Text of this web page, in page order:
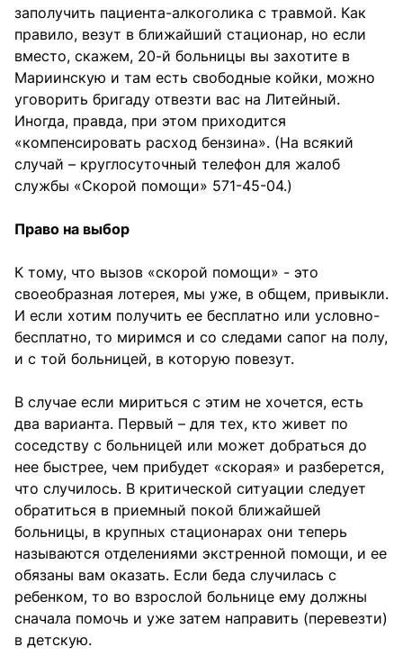
заполучить пациента-алкоголика с травмой. Как
правило, везут в ближайший стационар, но если
вместо, скажем, 20-й больницы вы захотите в
Мариинскую и там есть свободные койки, можно
уговорить бригаду отвезти вас на Литейный.
Иногда, правда, при этом приходится
«компенсировать расход бензина». (На всякий
случай – круглосуточный телефон для жалоб
службы «Скорой помощи» 571-45-04.)
Право на выбор
К тому, что вызов «скорой помощи» - это
своеобразная лотерея, мы уже, в общем, привыкли.
И если хотим получить ее бесплатно или условно-
бесплатно, то миримся и со следами сапог на полу,
и с той больницей, в которую повезут.
В случае если мириться с этим не хочется, есть
два варианта. Первый – для тех, кто живет по
соседству с больницей или может добраться до
нее быстрее, чем прибудет «скорая» и разберется,
что случилось. В критической ситуации следует
обратиться в приемный покой ближайшей
больницы, в крупных стационарах они теперь
называются отделениями экстренной помощи, и ее
обязаны вам оказать. Если беда случилась с
ребенком, то во взрослой больнице ему должны
сначала помочь и уже затем направить (перевезти)
в детскую.